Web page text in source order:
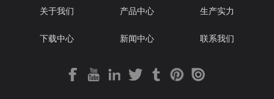
关于我们 产品中心 生产实力
下载中心 新闻中心 联系我们